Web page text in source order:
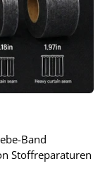
Band
Stoffreparaturen